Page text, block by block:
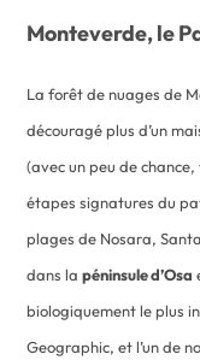
Monteverde, le
La forêt de nuages de
découragé plus d’un
(avec un peu de
étapes signatures du
plages de Nosara,
dans lapéninsule d’Osa
biologiquement le plus
Geographic, et l’un de